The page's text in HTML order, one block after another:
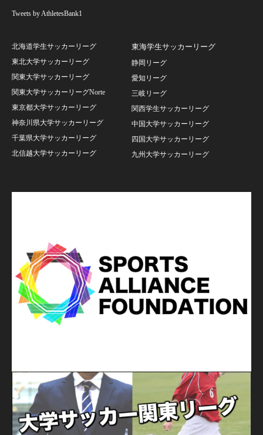
Tweets by AthletesBank1
北海道学生サッカーリーグ
東北大学サッカーリーグ
関東大学サッカーリーグ
関東大学サッカーリーグNorte
東京都大学サッカーリーグ
神奈川県大学サッカーリーグ
千葉県大学サッカーリーグ
北信越大学サッカーリーグ
東海学生サッカーリーグ
静岡リーグ
愛知リーグ
三岐リーグ
関西学生サッカーリーグ
中国大学サッカーリーグ
四国大学サッカーリーグ
九州大学サッカーリーグ